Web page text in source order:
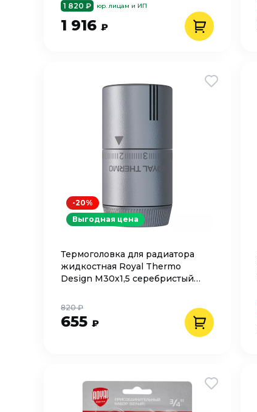
1 820 ₽ юр. лицам и ИП
1 916 ₽
Термоголовка для радиатора
жидкостная Royal Thermo
Design М30х1,5 серебристый
655 ₽
820 ₽
-20%
Выгодная цена